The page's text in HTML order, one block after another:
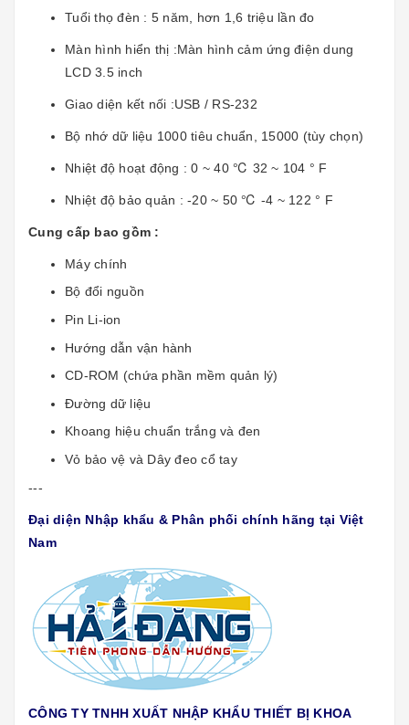
Tuổi thọ đèn : 5 năm, hơn 1,6 triệu lần đo
Màn hình hiển thị :Màn hình cảm ứng điện dung
LCD 3.5 inch
Giao diện kết nối :USB / RS-232
Bộ nhớ dữ liệu 1000 tiêu chuẩn, 15000 (tùy chọn)
Nhiệt độ hoạt động : 0 ~ 40 ℃ 32 ~ 104 ° F
Nhiệt độ bảo quản : -20 ~ 50 ℃ -4 ~ 122 ° F
Cung cấp bao gồm :
Máy chính
Bộ đổi nguồn
Pin Li-ion
Hướng dẫn vận hành
CD-ROM (chứa phần mềm quản lý)
Đường dữ liệu
Khoang hiệu chuẩn trắng và đen
Vỏ bảo vệ và Dây đeo cổ tay
---
Đại diện Nhập khẩu & Phân phối chính hãng tại Việt
Nam
CÔNG TY TNHH XUẤT NHẬP KHẨU THIẾT BỊ KHOA